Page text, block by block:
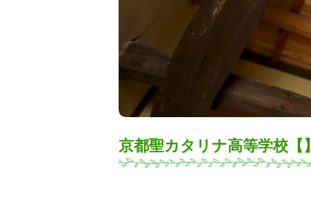
京都聖カタリナ高等学校【】